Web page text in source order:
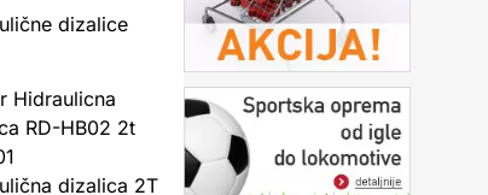
dizalice
Hidraulicna
RD-HB02 2t
dizalica 2T